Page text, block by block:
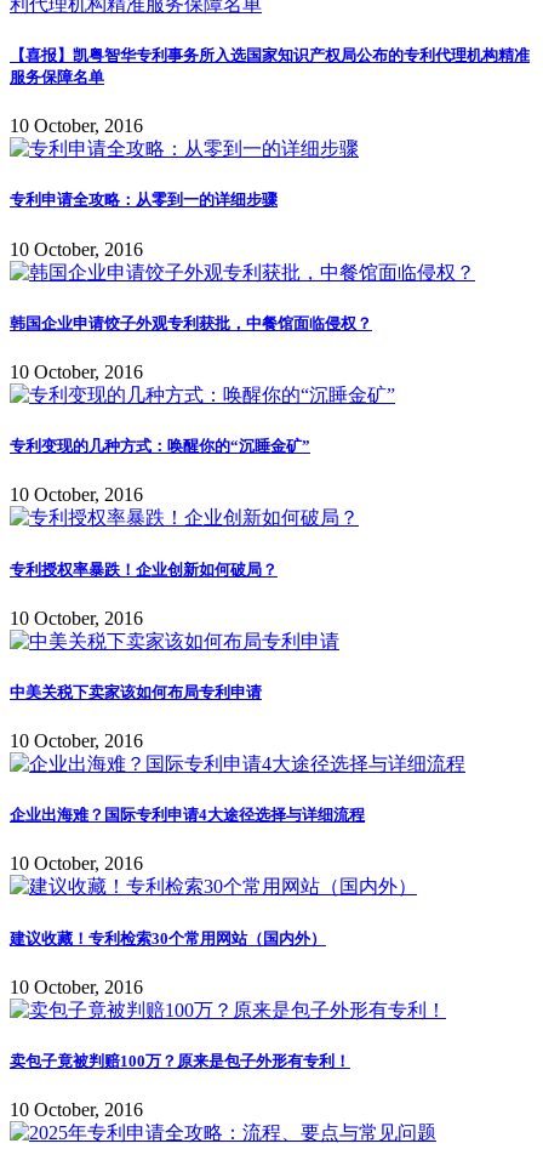
【喜报】凯粤智华专利事务所入选国家知识产权局公布的专利代理机构精准
服务保障名单
10 October, 2016
专利申请全攻略：从零到一的详细步骤
10 October, 2016
韩国企业申请饺子外观专利获批，中餐馆面临侵权？
10 October, 2016
专利变现的几种方式：唤醒你的“沉睡金矿”
10 October, 2016
专利授权率暴跌！企业创新如何破局？
10 October, 2016
中美关税下卖家该如何布局专利申请
10 October, 2016
企业出海难？国际专利申请4大途径选择与详细流程
10 October, 2016
建议收藏！专利检索30个常用网站（国内外）
10 October, 2016
卖包子竟被判赔100万？原来是包子外形有专利！
10 October, 2016